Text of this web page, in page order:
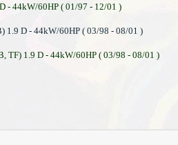
- 44kW/60HP ( 01/97 - 12/01 )
1.9 D - 44kW/60HP ( 03/98 - 08/01 )
TF) 1.9 D - 44kW/60HP ( 03/98 - 08/01 )